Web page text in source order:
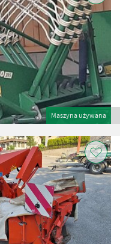
Maszyna używana